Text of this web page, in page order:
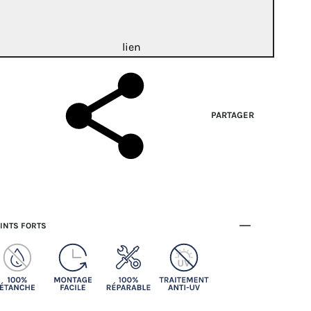
lien
PARTAGER
FORTS